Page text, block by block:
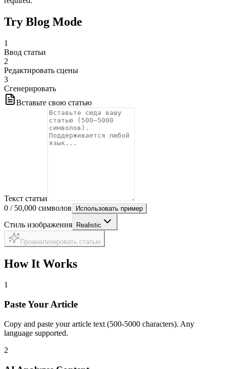
Try Blog Mode
1
Ввод статьи
2
Редактировать сцены
3
Сгенерировать
Вставьте свою статью
Текст статьи
0 / 50,000 символов Использовать пример
Стиль изображения Realistic
Проанализировать статью
How It Works
1
Paste Your Article
Copy and paste your article text (500-5000 characters). Any
language supported.
2